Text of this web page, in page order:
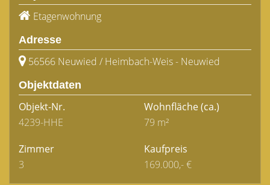
Etagenwohnung
Adresse
56566 Neuwied / Heimbach-Weis - Neuwied
Objektdaten
Objekt-Nr.
4239-HHE
Wohnfläche(ca.)
79 m²
Zimmer
3
Kaufpreis
169.000,- €